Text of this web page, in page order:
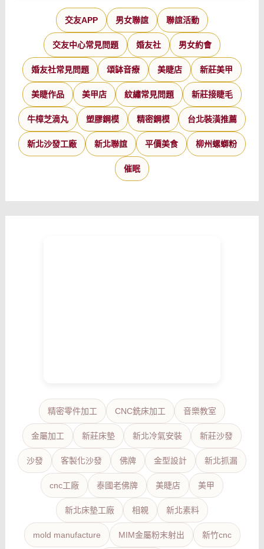
交友APP 男女聯誼 聯誼活動
交友中心常見問題 婚友社 男女約會
婚友社常見問題 頌缽音療 美睫店 新莊美甲
美睫作品 美甲店 紋繡常見問題 新莊接睫毛
牛樟芝滴丸 塑膠鋼模 精密鋼模 台北裝潢推薦
新北沙發工廠 新北聯誼 平價美食 柳州螺螄粉
催眠
精密零件加工 CNC銑床加工 音樂教室
金屬加工 新莊床墊 新北冷氣安裝 新莊沙發
沙發 客製化沙發 佛牌 金型設計 新北抓漏
cnc工廠 泰國老佛牌 美睫店 美甲
新北床墊工廠 相親 新北素料
mold manufacture MIM金屬粉末射出 新竹cnc